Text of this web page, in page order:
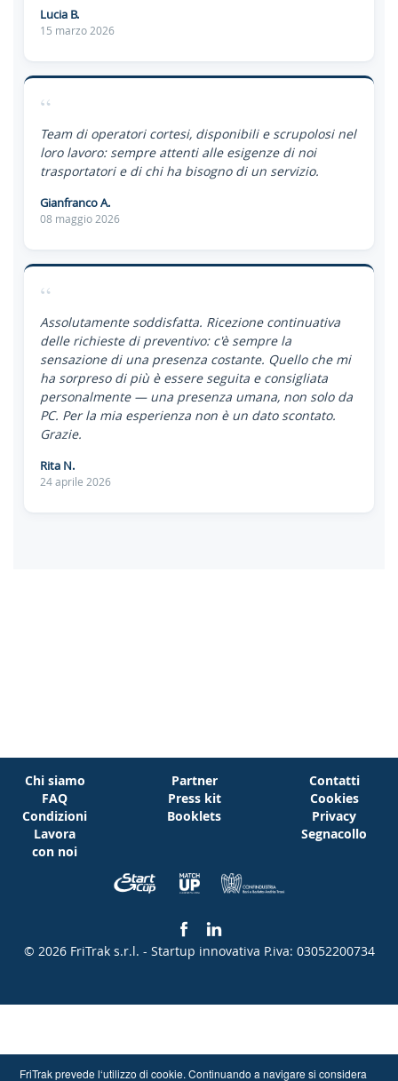
Lucia B.
15 marzo 2026
“
Team di operatori cortesi, disponibili e scrupolosi nel
loro lavoro: sempre attenti alle esigenze di noi
trasportatori e di chi ha bisogno di un servizio.
Gianfranco A.
08 maggio 2026
“
Assolutamente soddisfatta. Ricezione continuativa
delle richieste di preventivo: c'è sempre la
sensazione di una presenza costante. Quello che mi
ha sorpreso di più è essere seguita e consigliata
personalmente — una presenza umana, non solo da
PC. Per la mia esperienza non è un dato scontato.
Grazie.
Rita N.
24 aprile 2026
Chi siamo
FAQ
Condizioni
Lavora
con noi
Partner
Press kit
Booklets
Contatti
Cookies
Privacy
Segnacollo
© 2026 FriTrak s.r.l. - Startup innovativa P.iva: 03052200734
FriTrak prevede l‘utilizzo di cookie. Continuando a navigare si considera